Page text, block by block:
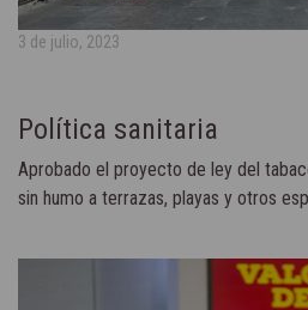
3 de julio, 2023
Política sanitaria
Aprobado el proyecto de ley del
sin humo a terrazas, playas y otros